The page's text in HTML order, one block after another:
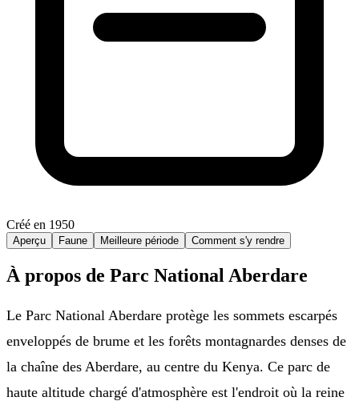
Créé en 1950
Aperçu Faune Meilleure période Comment s'y rendre
À propos de Parc National Aberdare
Le Parc National Aberdare protège les sommets escarpés
enveloppés de brume et les forêts montagnardes denses de
la chaîne des Aberdare, au centre du Kenya. Ce parc de
haute altitude chargé d'atmosphère est l'endroit où la reine